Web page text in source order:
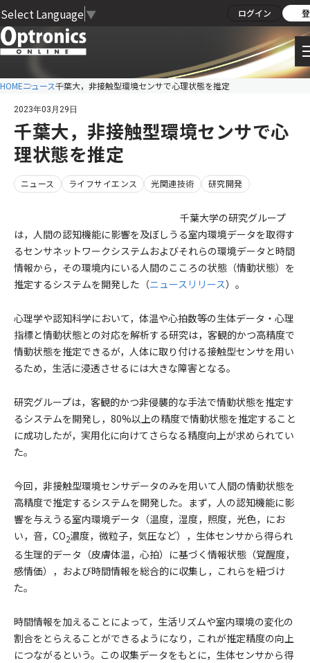
Select Language ▼ ログイン
HOMEニュース千葉大，非接触型環境センサで心理状態を推定
2023年03月29日
千葉大，非接触型環境センサで心
理状態を推定
ニュース ライフサイエンス 光関連技術 研究開発
千葉大学の研究グループ
は，人間の認知機能に影響を及ぼしうる室内環境データを取得す
るセンサネットワークシステムおよびそれらの環境データと時間
情報から，その環境内にいる人間のこころの状態（情動状態）を
推定するシステムを開発した（ニュースリリース）。
⼼理学や認知科学において，体温や⼼拍数等の⽣体データ・⼼理
指標と情動状態との対応を解析する研究は，客観的かつ⾼精度で
情動状態を推定できるが，⼈体に取り付ける接触型センサを⽤い
るため，⽣活に浸透させるには⼤きな障害となる。
研究グループは，客観的かつ⾮侵襲的な⼿法で情動状態を推定す
るシステムを開発し，80%以上の精度で情動状態を推定すること
に成功したが，実⽤化に向けてさらなる精度向上が求められてい
た。
今回，⾮接触型環境センサデータのみを⽤いて⼈間の情動状態を
⾼精度で推定するシステムを開発した。まず，⼈の認知機能に影
響を与えうる室内環境データ（温度，湿度，照度，光⾊，にお
い，⾳，CO2濃度，微粒⼦，気圧など），⽣体センサから得られ
る⽣理的データ（⽪膚体温，⼼拍）に基づく情報状態（覚醒度，
感情価），および時間情報を総合的に収集し，これらを紐づけ
た。
時間情報を加えることによって，⽣活リズムや室内環境の変化の
割合をとらえることができるようになり，これが推定精度の向上
につながるという。この収集データをもとに，⽣体センサから得